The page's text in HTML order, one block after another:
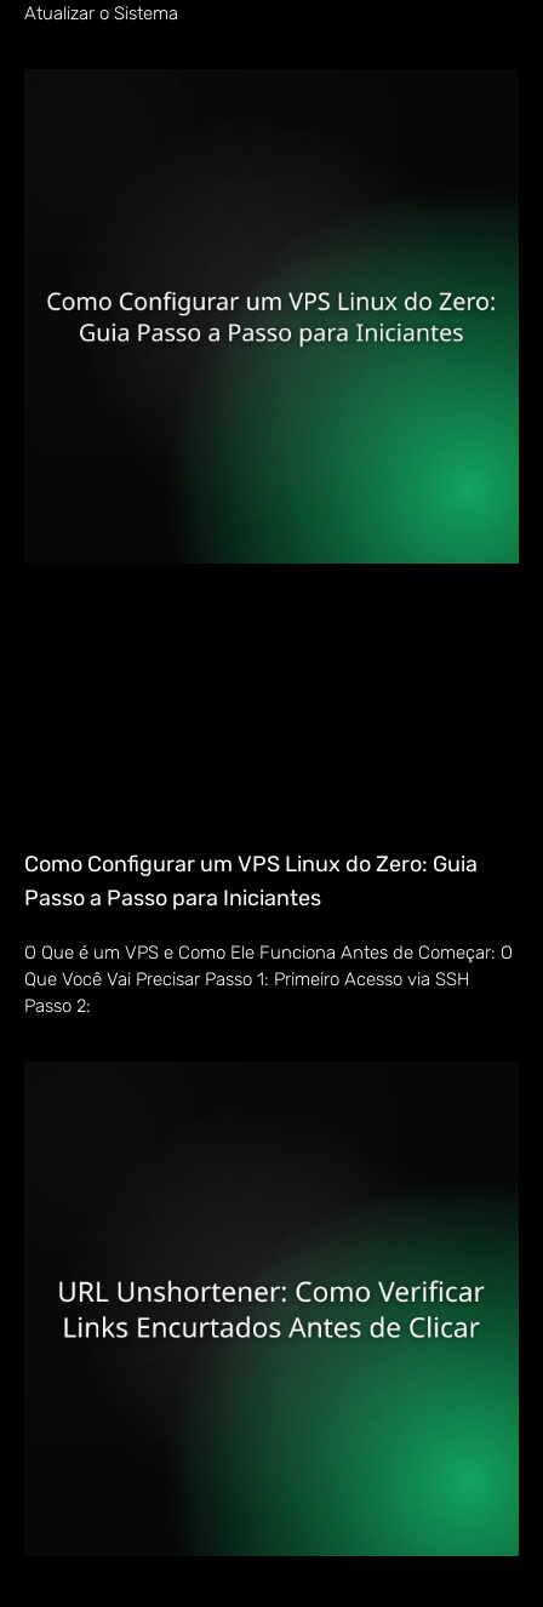
Atualizar o Sistema
Como Configurar um VPS Linux do Zero: Guia
Passo a Passo para Iniciantes
O Que é um VPS e Como Ele Funciona Antes de Começar: O
Que Você Vai Precisar Passo 1: Primeiro Acesso via SSH
Passo 2: